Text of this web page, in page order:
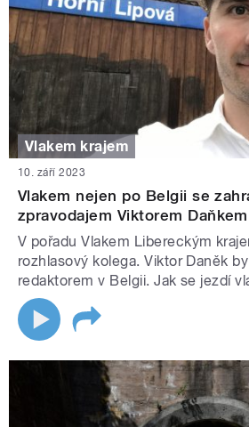
Vlakem krajem
10. září 2023
Vlakem nejen po Belgii se
zpravodajem Viktorem Daňkem
V pořadu Vlakem Libereckým
rozhlasový kolega. Viktor Daněk
redaktorem v Belgii. Jak se jezdí